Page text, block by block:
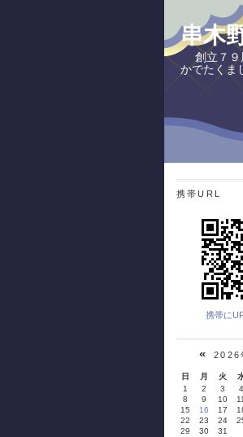
串木
創立７９
かでたくま
携帯URL
携帯に
«2026
日 月 火
1
2 3 4
8
9 10
15
16 17
22
23 24
29
30 31